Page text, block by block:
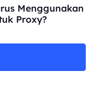
Menggunakan
Proxy?